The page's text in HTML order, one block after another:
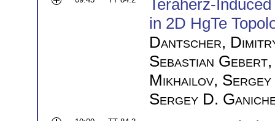
Teraherz-
in 2D HgTe
Dantscher,
Sebastian Gebert
Mikhailov,
Sergey D.